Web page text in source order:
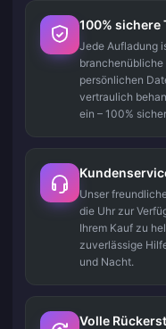
100% sichere
Jede Aufladung
persönlichen
vertraulich
ein – 100%
Unser
die Uhr zur
Ihrem Kauf zu
zuverlässige
und Nacht.
Volle